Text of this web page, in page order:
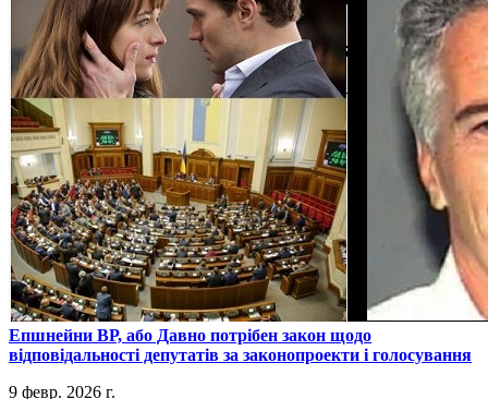
​Епшнейни ВР, або Давно потрібен закон щодо
відповідальності депутатів за законопроекти і голосування
9 февр. 2026 г.